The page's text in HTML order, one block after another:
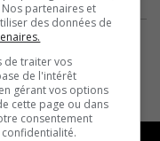
partenaires et
des données de
de traiter vos
de l'intérêt
gérant vos options
cette page ou dans
consentement